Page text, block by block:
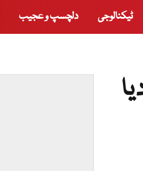
ٹیکنالوجی دلچسپ و عجیب